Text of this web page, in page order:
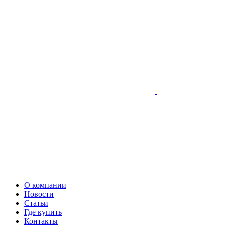
О компании
Новости
Статьи
Где купить
Контакты